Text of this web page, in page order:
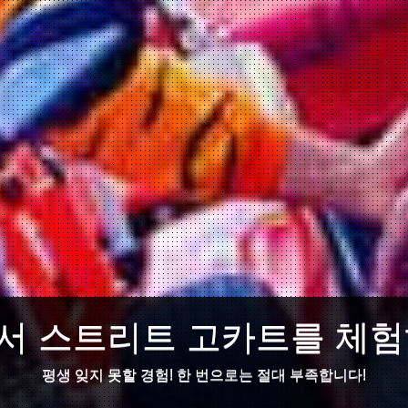
스트리트 고카트를 체
평생 잊지 못할 경험! 한 번으로는 절대 부족합니다!